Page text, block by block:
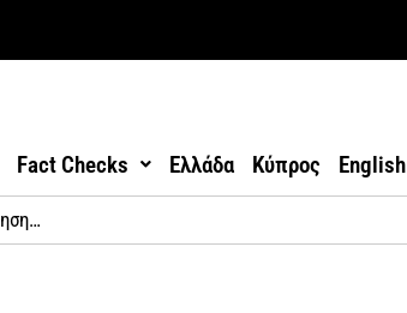
Fact Checks Ελλάδα Κύπρος English